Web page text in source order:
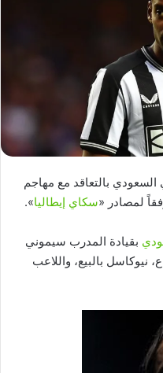
بالتعاقد مع مهاجم
لمصادر «سكاي إيطاليا».
بقيادة المدرب سيموني
بالبيع، واللاعب